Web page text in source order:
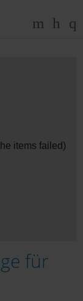
items failed)
für